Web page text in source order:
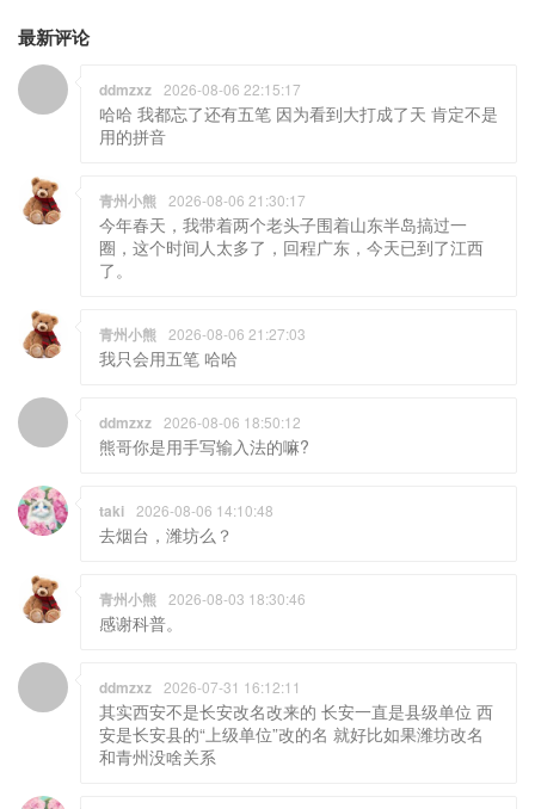
最新评论
ddmzxz 2026-08-06 22:15:17
哈哈 我都忘了还有五笔 因为看到大打成了天 肯定不是
用的拼音
青州小熊 2026-08-06 21:30:17
今年春天，我带着两个老头子围着山东半岛搞过一
圈，这个时间人太多了，回程广东，今天已到了江西
了。
青州小熊 2026-08-06 21:27:03
我只会用五笔 哈哈
ddmzxz 2026-08-06 18:50:12
熊哥你是用手写输入法的嘛?
taki 2026-08-06 14:10:48
去烟台，潍坊么？
青州小熊 2026-08-03 18:30:46
感谢科普。
ddmzxz 2026-07-31 16:12:11
其实西安不是长安改名改来的 长安一直是县级单位 西
安是长安县的“上级单位”改的名 就好比如果潍坊改名
和青州没啥关系